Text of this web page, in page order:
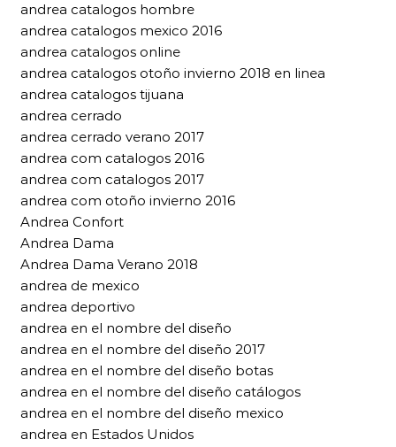
andrea catalogos hombre
andrea catalogos mexico 2016
andrea catalogos online
andrea catalogos otoño invierno 2018 en linea
andrea catalogos tijuana
andrea cerrado
andrea cerrado verano 2017
andrea com catalogos 2016
andrea com catalogos 2017
andrea com otoño invierno 2016
Andrea Confort
Andrea Dama
Andrea Dama Verano 2018
andrea de mexico
andrea deportivo
andrea en el nombre del diseño
andrea en el nombre del diseño 2017
andrea en el nombre del diseño botas
andrea en el nombre del diseño catálogos
andrea en el nombre del diseño mexico
andrea en Estados Unidos